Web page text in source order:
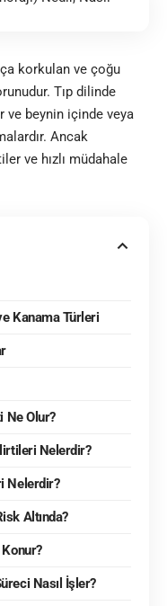
korkulan ve çoğu
Tıp dilinde
ve beynin içinde veya
Ancak
ve hızlı müdahale
Kanama Türleri
Ne Olur?
Nelerdir?
Nelerdir?
Altında?
Konur?
Nasıl İşler?